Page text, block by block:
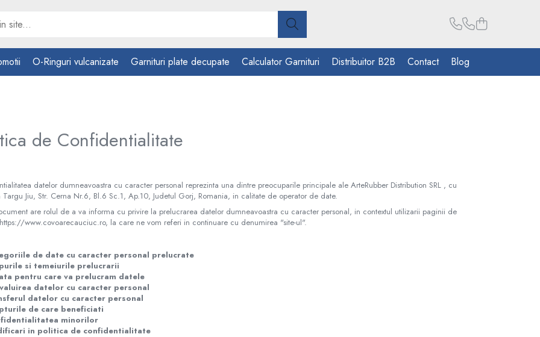
O-Ringuri vulcanizate Garnituri plate decupate Calculator Garnituri Distribuitor B2B Contact Blog
de Confidentialitate
datelor dumneavoastra cu caracter personal reprezinta una dintre preocuparile principale ale ArteRubber Distribution SRL , cu
Targu Jiu, Str. Cerna Nr.6, Bl.6 Sc.1, Ap.10, Judetul Gorj, Romania, in calitate de operator de date.
are rolul de a va informa cu privire la prelucrarea datelor dumneavoastra cu caracter personal, in contextul utilizarii paginii de
www.covoarecauciuc.ro, la care ne vom referi in continuare cu denumirea "site-ul".
de date cu caracter personal prelucrate
si temeiurile prelucrarii
pentru care va prelucram datele
datelor cu caracter personal
datelor cu caracter personal
de care beneficiati
minorilor
in politica de confidentialitate